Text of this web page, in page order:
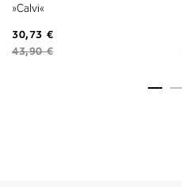
»Calvi«
30,73 €
43,90 €